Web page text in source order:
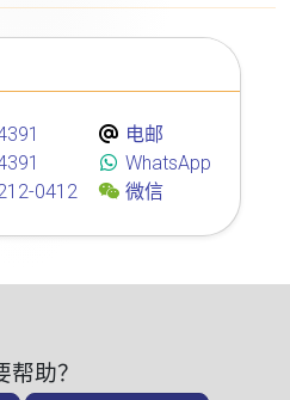
0412
电邮
WhatsApp
微信
帮助？